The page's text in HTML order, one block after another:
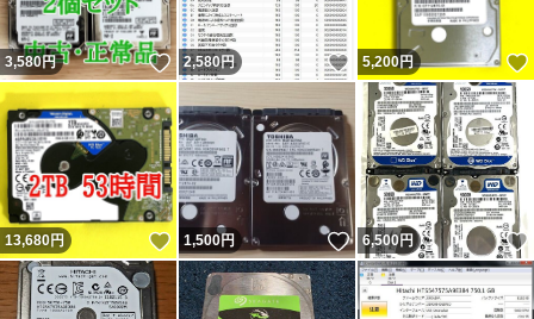
3,580円 いいね！
2,580円 いいね！
5,200円
13,680円 いいね！
1,500円 いいね！
6,500円